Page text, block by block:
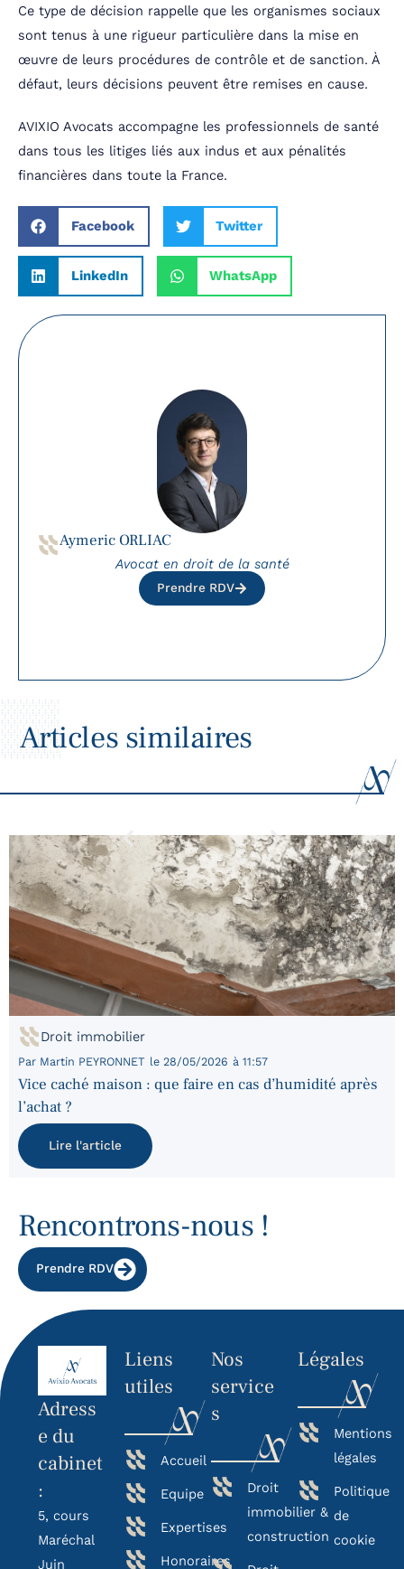
Ce type de décision rappelle que les organismes sociaux
sont tenus à une rigueur particulière dans la mise en
œuvre de leurs procédures de contrôle et de sanction. À
défaut, leurs décisions peuvent être remises en cause.
AVIXIO Avocats accompagne les professionnels de santé
dans tous les litiges liés aux indus et aux pénalités
financières dans toute la France.
Facebook Twitter
LinkedIn WhatsApp
Aymeric ORLIAC
Avocat en droit de la santé
Prendre RDV
Articles similaires
Droit immobilier
Par Martin PEYRONNET le 28/05/2026 à 11:57
Vice caché maison : que faire en cas d’humidité après
l’achat ?
Lire l'article
Rencontrons-nous !
Prendre RDV
Adress
e du
cabinet
:
5, cours
Maréchal
Juin
Liens
utiles
Accueil
Equipe
Expertises
Honoraires
Nos
service
s
Droit
immobilier &
construction
Légales
Mentions
légales
Politique
de
cookie